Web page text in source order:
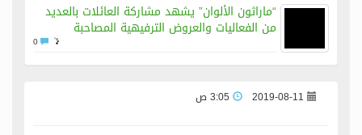
“ماراثون الألوان” يشهد مشاركة العائلات بالعديد
من الفعاليات والعروض الترفيهية المصاحبة
2019-08-11